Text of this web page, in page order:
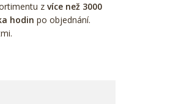
zvíce než 3000
hodin po objednání.